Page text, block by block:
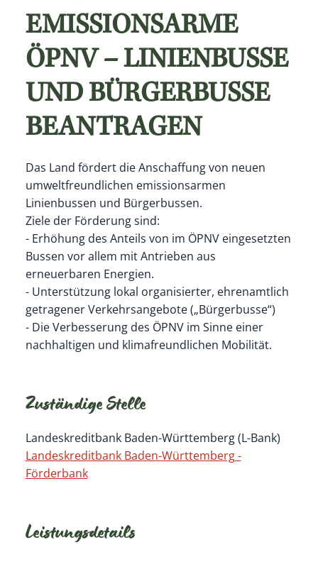
EMISSIONSARME
ÖPNV – LINIENBUSSE
UND BÜRGERBUSSE
BEANTRAGEN
Das Land fördert dieAnschaffungvon neuen
umweltfreundlichen emissionsarmen
Linienbussen und Bürgerbussen.
Ziele der Förderung sind:
- Erhöhung des Anteils von im ÖPNV eingesetzten
Bussen vor allem mit Antrieben aus
erneuerbaren Energien.
- Unterstützung lokal organisierter, ehrenamtlich
getragener Verkehrsangebote („Bürgerbusse“)
- Die Verbesserung des ÖPNV im Sinne einer
nachhaltigen und klimafreundlichen Mobilität.
Zuständige Stelle
Landeskreditbank Baden-Württemberg (L-Bank)
Landeskreditbank Baden-Württemberg -
Förderbank
Leistungsdetails